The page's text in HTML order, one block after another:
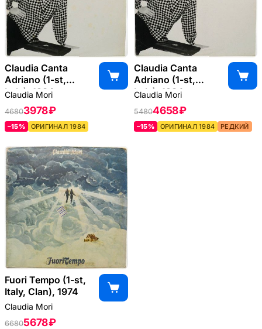
Claudia Canta
Adriano (1-st,
Italy), 1984
Claudia Mori
46803978 ₽
–15% ОРИГИНАЛ 1984
Claudia Canta
Adriano (1-st,
Italy), 1984
Claudia Mori
54804658 ₽
–15% ОРИГИНАЛ 1984 РЕДКИЙ
Fuori Tempo (1-st,
Italy, Clan), 1974
Claudia Mori
66805678 ₽